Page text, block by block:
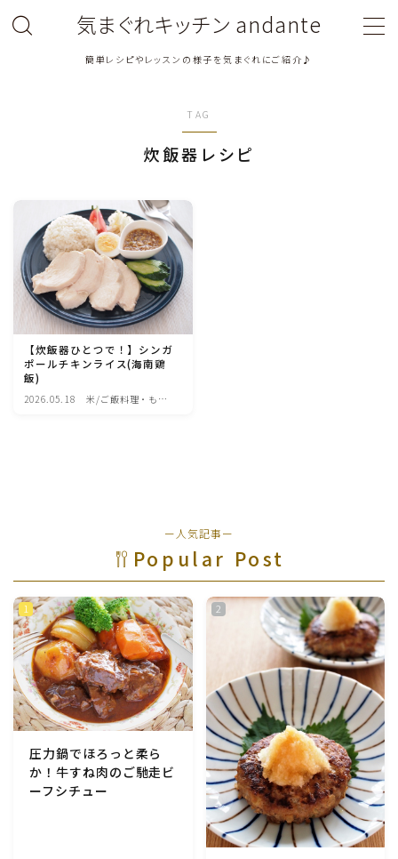
気まぐれキッチン andante
簡単レシピやレッスンの様子を気まぐれにご紹介♪
鶏肉料理
豚肉料理
牛肉料理
ひき肉料理
ゃ・ゴーヤ)
野菜料理(キャベツ・白菜・ほうれん草・レタス・小松
菜・にら)
野菜料理(ズッキーニ・コーン・いんげん・そら豆・え
野菜料理(玉ねぎ・ねぎ・アボカド・青梗菜・セロリ・
TAG
炊飯器レシピ
【炊飯器ひとつで！】シンガ
ポールチキンライス(海南鶏
飯)
2026.05.18
米/ご飯料理・もち
ー人気記事ー
Popular Post
圧力鍋でほろっと柔ら
か！牛すね肉のご馳走ビ
ーフシチュー